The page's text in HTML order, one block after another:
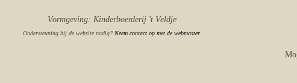
Vormgeving: Kinderboerderij 't Veldje
Ondersteuning bij de website nodig? Neem contact op met de webmaster.